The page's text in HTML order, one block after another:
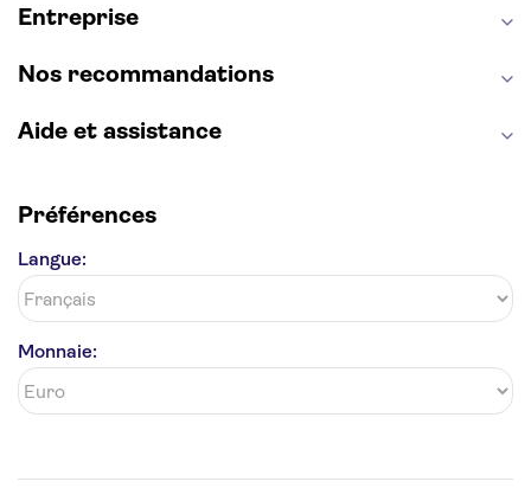
Entreprise
Nos recommandations
Aide et assistance
Préférences
Langue:
Monnaie: